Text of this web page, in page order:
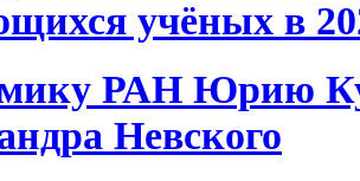
учёных в
РАН Юрию
Невского